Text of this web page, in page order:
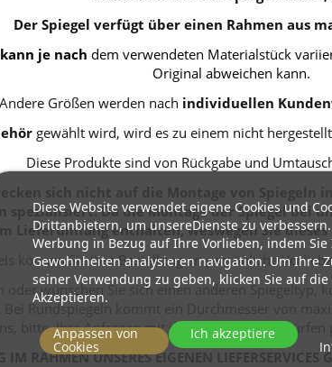
Der Spiegel verfügt über einen Rahmen aus
kann je nach dem verwendeten Materialstück
Original abweichen kann.
Andere Größen werden nach individuellen
gewählt wird, wird es zu einem nicht
Diese Produkte sind von Rückgabe und
sich nicht auf die Montage von
spezialisiert. Da die Montage der Spiegel bei
Lieferumfang enthalten, weswegen Sie dieses
können Sie Ihre Bestellung an persönliche
wünschen Sie sich einen anderen
Rundspiegeln kommt ein Durchmesser von
bitte, Ihre Anfragen mit den jeweiligen Entwürfen
IM RAHMEN UNSERES EIGENEN
Diese Website verwendet eigene Cookies und
Drittanbietern, um unsereDienste zu
Werbung in Bezug auf Ihre Vorlieben, indem Sie
Gewohnheiten analysieren navigation. Um Ihre
seiner Verwendung zu geben, klicken Sie auf die
Akzeptieren.
Anpassen von
Cookies
Ich akzeptiere